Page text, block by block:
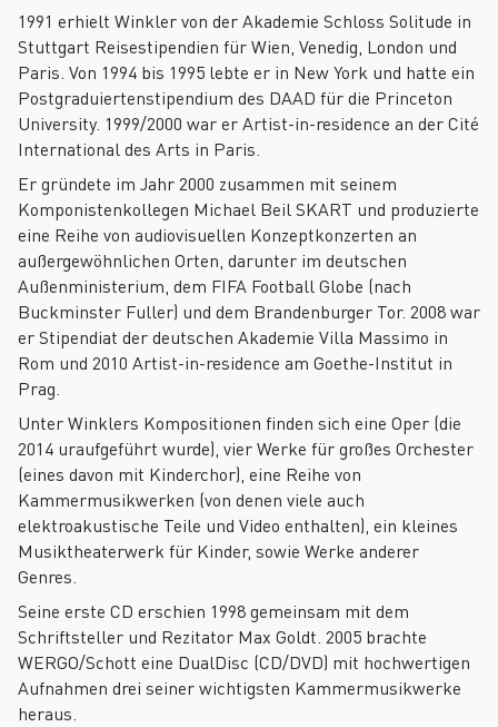
1991 erhielt Winkler von der Akademie Schloss Solitude in
Stuttgart Reisestipendien für Wien, Venedig, London und
Paris. Von 1994 bis 1995 lebte er in New York und hatte ein
Postgraduiertenstipendium des DAAD für die Princeton
University. 1999/2000 war er Artist-in-residence an der Cité
International des Arts in Paris.
Er gründete im Jahr 2000 zusammen mit seinem
Komponistenkollegen Michael Beil SKART und produzierte
eine Reihe von audiovisuellen Konzeptkonzerten an
außergewöhnlichen Orten, darunter im deutschen
Außenministerium, dem FIFA Football Globe (nach
Buckminster Fuller) und dem Brandenburger Tor. 2008 war
er Stipendiat der deutschen Akademie Villa Massimo in
Rom und 2010 Artist-in-residence am Goethe-Institut in
Prag.
Unter Winklers Kompositionen finden sich eine Oper (die
2014 uraufgeführt wurde), vier Werke für großes Orchester
(eines davon mit Kinderchor), eine Reihe von
Kammermusikwerken (von denen viele auch
elektroakustische Teile und Video enthalten), ein kleines
Musiktheaterwerk für Kinder, sowie Werke anderer
Genres.
Seine erste CD erschien 1998 gemeinsam mit dem
Schriftsteller und Rezitator Max Goldt. 2005 brachte
WERGO/Schott eine DualDisc (CD/DVD) mit hochwertigen
Aufnahmen drei seiner wichtigsten Kammermusikwerke
heraus.